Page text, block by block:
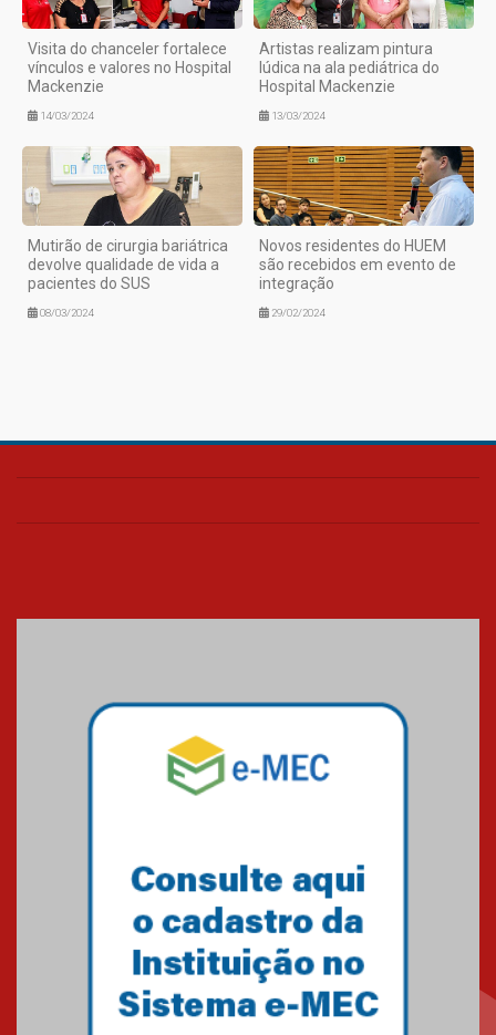
Visita do chanceler fortalece
vínculos e valores no Hospital
Mackenzie
14/03/2024
Artistas realizam pintura
lúdica na ala pediátrica do
Hospital Mackenzie
13/03/2024
Mutirão de cirurgia bariátrica
devolve qualidade de vida a
pacientes do SUS
08/03/2024
Novos residentes do HUEM
são recebidos em evento de
integração
29/02/2024